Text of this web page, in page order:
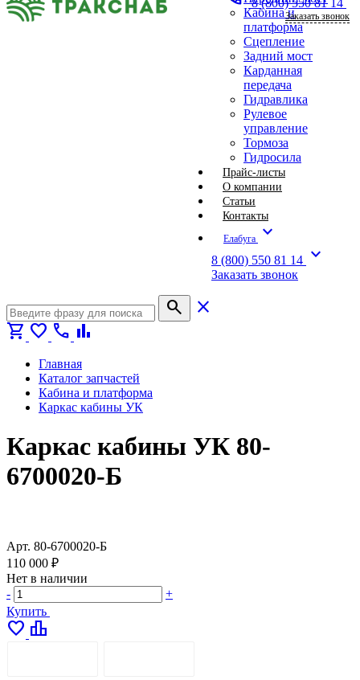
Кабина и
платформа
Сцепление
Задний мост
Карданная
передача
Гидравлика
Рулевое
управление
Тормоза
Гидросила
Прайс-листы
О компании
Статьи
Контакты
Елабуга expand_more
8 (800) 550 81 14 expand_more
Заказать звонок
Заказать звонок
search
close
shopping_cart favorite call bar_chart
Главная
Каталог запчастей
Кабина и платформа
Каркас кабины УК
Каркас кабины УК 80-
6700020-Б
Арт. 80-6700020-Б
110 000 ₽
Нет в наличии
-
+
Купить
favorite leaderboard